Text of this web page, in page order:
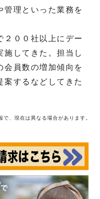
管理といった業務を
００社以上にデー
施してきた。担当し
会員数の増加傾向を
案するなどしてきた
、現在は異なる場合があります。